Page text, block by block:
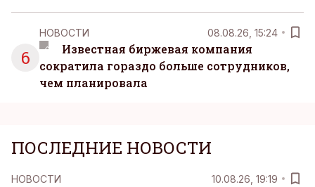
6
НОВОСТИ 08.08.26, 15:24
Известная биржевая компания
сократила гораздо больше сотрудников,
чем планировала
ПОСЛЕДНИЕ НОВОСТИ
НОВОСТИ 10.08.26, 19:19